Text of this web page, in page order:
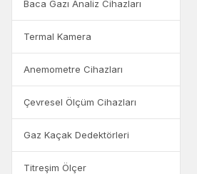
Baca Gazı Analiz Cihazları
Termal Kamera
Anemometre Cihazları
Çevresel Ölçüm Cihazları
Gaz Kaçak Dedektörleri
Titreşim Ölçer